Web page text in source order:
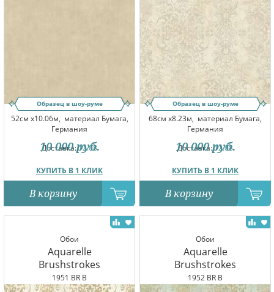
Образец в шоу-руме
52см x10.06м, материал Бумага,
Германия
Доставка:12.08
КУПИТЬ В 1 КЛИК
10 000 руб.
В корзину
Образец в шоу-руме
68см x8.23м, материал Бумага,
Германия
Доставка:12.08
КУПИТЬ В 1 КЛИК
10 000 руб.
В корзину
Обои
Aquarelle
Brushstrokes
1951 BR B
Обои
Aquarelle
Brushstrokes
1952 BR B